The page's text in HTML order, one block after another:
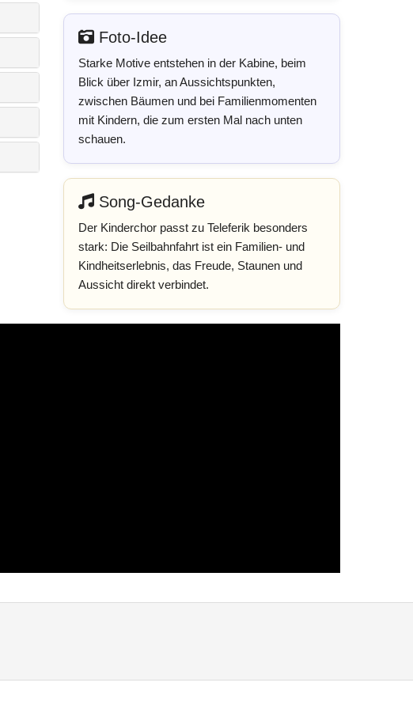
Foto-Idee
Starke Motive entstehen in der Kabine, beim
Blick über Izmir, an Aussichtspunkten,
zwischen Bäumen und bei Familienmomenten
mit Kindern, die zum ersten Mal nach unten
schauen.
Song-Gedanke
Der Kinderchor passt zu Teleferik besonders
stark: Die Seilbahnfahrt ist ein Familien- und
Kindheitserlebnis, das Freude, Staunen und
Aussicht direkt verbindet.